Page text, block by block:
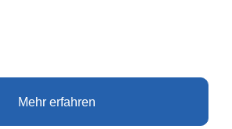
Mehr erfahren